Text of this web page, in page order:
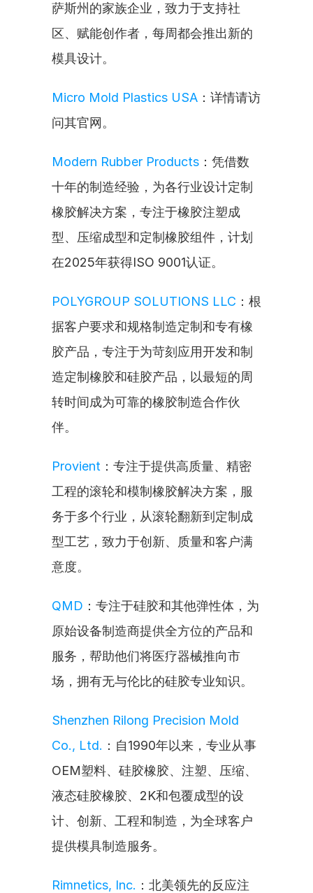
萨斯州的家族企业，致力于支持社
区、赋能创作者，每周都会推出新的
模具设计。
Micro Mold Plastics USA ：详情请访
问其官网。
Modern Rubber Products ：凭借数
十年的制造经验，为各行业设计定制
橡胶解决方案，专注于橡胶注塑成
型、压缩成型和定制橡胶组件，计划
在2025年获得ISO 9001认证。
POLYGROUP SOLUTIONS LLC ：根
据客户要求和规格制造定制和专有橡
胶产品，专注于为苛刻应用开发和制
造定制橡胶和硅胶产品，以最短的周
转时间成为可靠的橡胶制造合作伙
伴。
Provient ：专注于提供高质量、精密
工程的滚轮和模制橡胶解决方案，服
务于多个行业，从滚轮翻新到定制成
型工艺，致力于创新、质量和客户满
意度。
QMD ：专注于硅胶和其他弹性体，为
原始设备制造商提供全方位的产品和
服务，帮助他们将医疗器械推向市
场，拥有无与伦比的硅胶专业知识。
Shenzhen Rilong Precision Mold
Co., Ltd. ：自1990年以来，专业从事
OEM塑料、硅胶橡胶、注塑、压缩、
液态硅胶橡胶、2K和包覆成型的设
计、创新、工程和制造，为全球客户
提供模具制造服务。
Rimnetics, Inc. ：北美领先的反应注